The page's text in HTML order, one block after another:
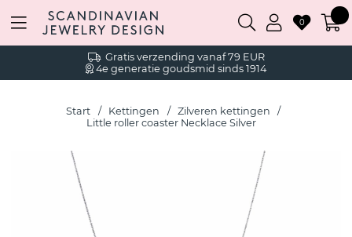
Gratis verzending vanaf 79 EUR
4e generatie goudsmid sinds 1914
0
Start Kettingen
Zilveren kettingen
Little roller coaster Necklace Silver